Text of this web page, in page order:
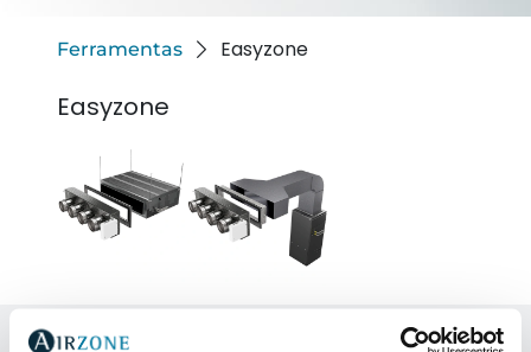
Ferramentas Easyzone
Easyzone